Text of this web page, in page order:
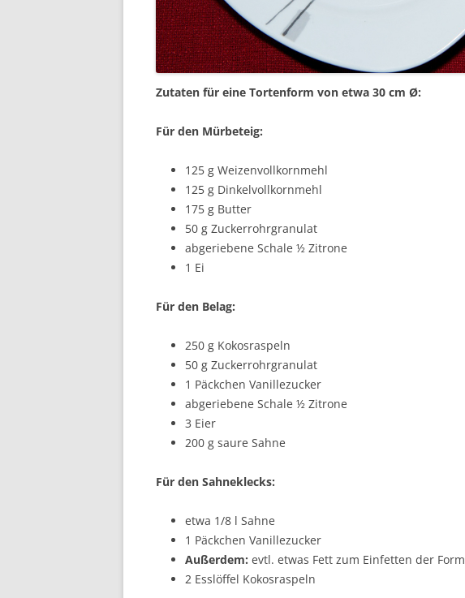
Zutaten für eine Tortenform von etwa 30 cm Ø:
Für den Mürbeteig:
125 g Weizenvollkornmehl
125 g Dinkelvollkornmehl
175 g Butter
50 g Zuckerrohrgranulat
abgeriebene Schale ½ Zitrone
1 Ei
Für den Belag:
250 g Kokosraspeln
50 g Zuckerrohrgranulat
1 Päckchen Vanillezucker
abgeriebene Schale ½ Zitrone
3 Eier
200 g saure Sahne
Für den Sahneklecks:
etwa 1/8 l Sahne
1 Päckchen Vanillezucker
Außerdem: evtl. etwas Fett zum Einfetten der Form
2 Esslöffel Kokosraspeln